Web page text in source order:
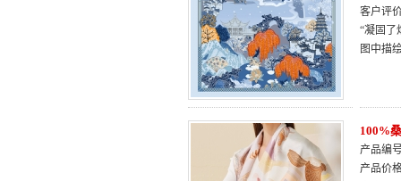
客户评
“凝固了
图中描
100%
产品编
产品价